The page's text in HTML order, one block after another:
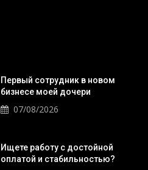
Первый сотрудник в новом
бизнесе моей дочери
07/08/2026
Ищете работу с достойной
оплатой и стабильностью?